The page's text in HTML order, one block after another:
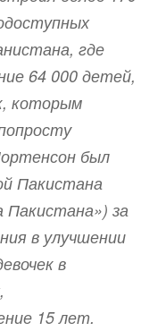
где
64 000 детей,
которым
был
Пакистана
Пакистана») за
в улучшении
в
15 лет.